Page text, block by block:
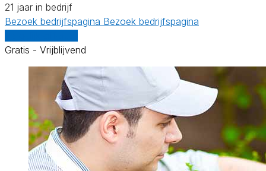
21 jaar in bedrijf
Bezoek bedrijfspagina Bezoek bedrijfspagina
Gratis - Vrijblijvend